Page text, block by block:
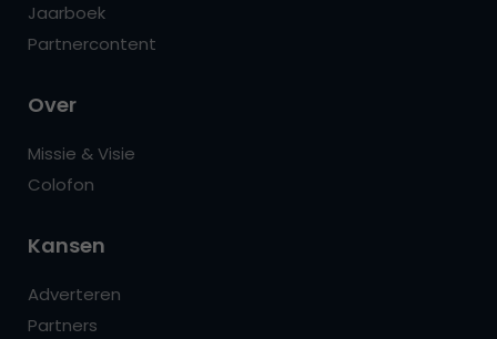
Jaarboek
Partnercontent
Over
Missie & Visie
Colofon
Kansen
Adverteren
Partners